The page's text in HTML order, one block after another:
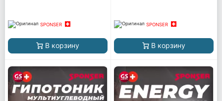
SPONSER
В корзину
SPONSER
В корзину